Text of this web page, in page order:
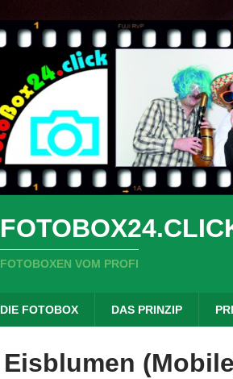
FOTOBOXEN VOM PROFI
DIE FOTOBOX DAS PRINZIP
Eisblumen